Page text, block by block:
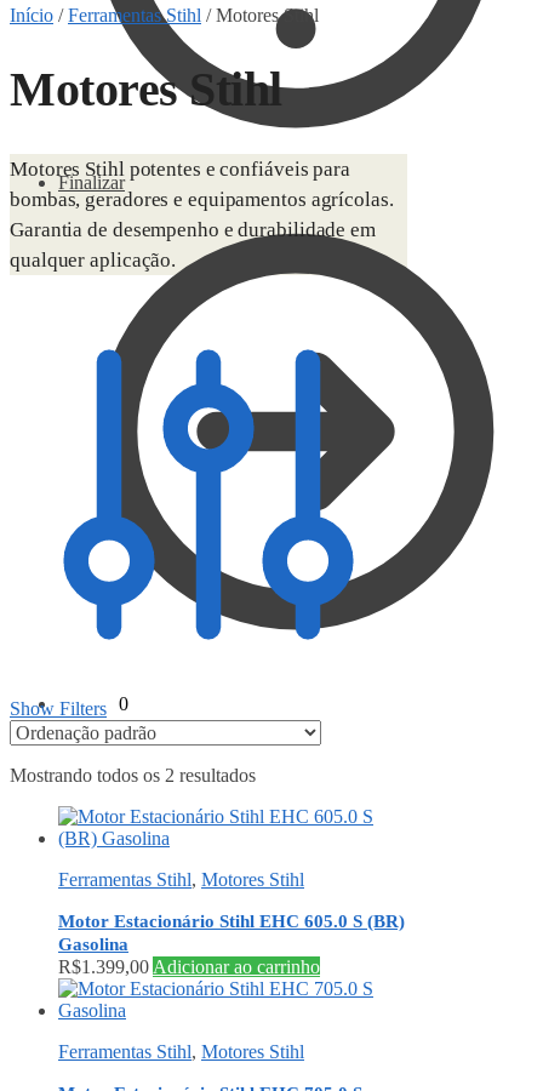
Finalizar
R$0,00 0
Início /Ferramentas Stihl /Motores Stihl
Motores Stihl
Motores Stihl potentes e confiáveis para
bombas, geradores e equipamentos agrícolas.
Garantia de desempenho e durabilidade em
qualquer aplicação.
Show Filters
Mostrando todos os 2 resultados
Ferramentas Stihl, Motores Stihl
Motor Estacionário Stihl EHC 605.0 S (BR)
Gasolina
R$1.399,00Adicionar ao carrinho
Ferramentas Stihl, Motores Stihl